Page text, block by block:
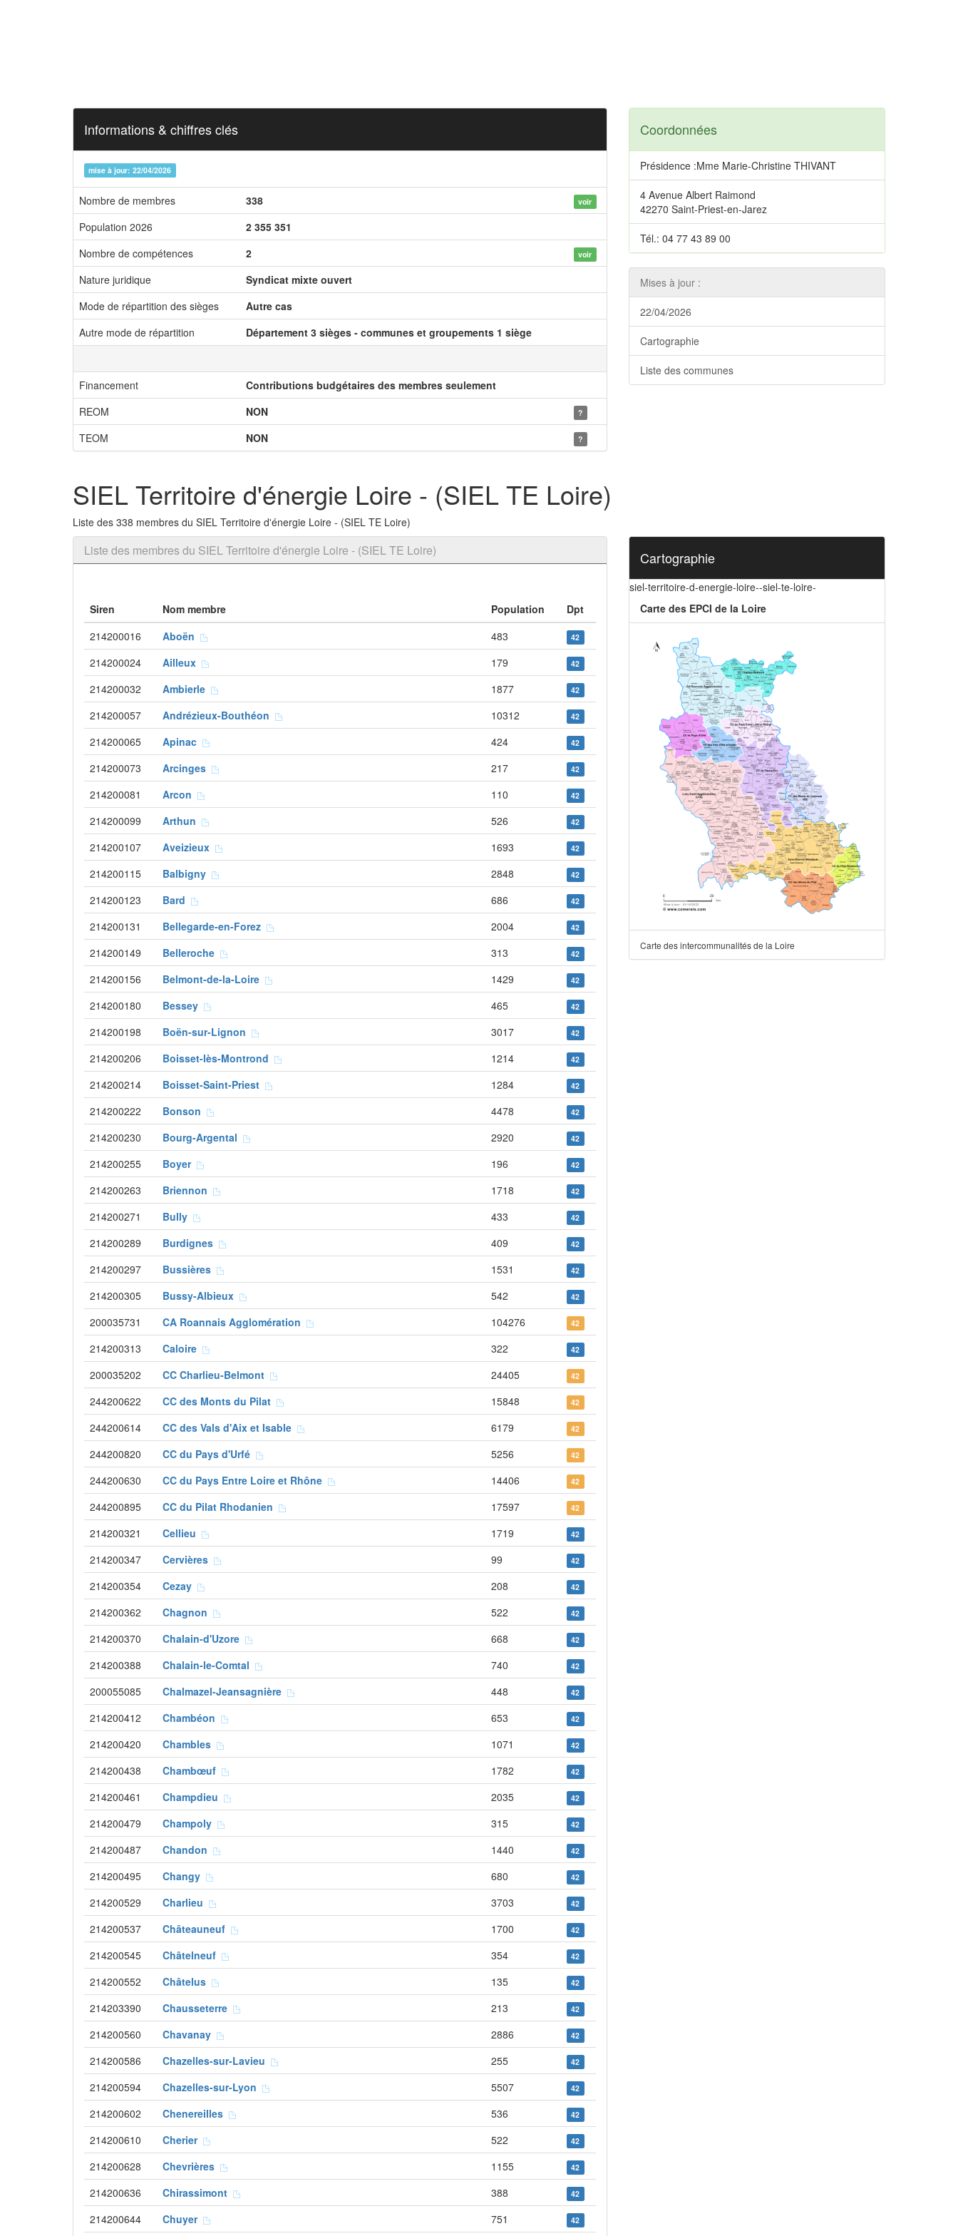
Informations & chiffres clés
mise à jour: 22/04/2026
Nombre de membres 338 voir
Population 2026
2 355 351
Nombre de compétences
2 voir
Nature juridique
Syndicat mixte ouvert
Mode de répartition des sièges
Autre cas
Autre mode de répartition
Département 3 sièges - communes et groupements 1 siège
Financement
Contributions budgétaires des membres seulement
REOM
NON ?
TEOM NON ?
Coordonnées
Présidence :Mme Marie-Christine THIVANT
4 Avenue Albert Raimond
42270 Saint-Priest-en-Jarez
Tél.: 04 77 43 89 00
Mises à jour :
22/04/2026
Cartographie
Liste des communes
SIEL Territoire d'énergie Loire - (SIEL TE Loire)
Liste des 338 membres du SIEL Territoire d'énergie Loire - (SIEL TE Loire)
Liste des membres du SIEL Territoire d'énergie Loire - (SIEL TE Loire)
Siren Nom membre Population
Dpt
214200016
Aboën 483 42
214200024 Ailleux 179 42
214200032 Ambierle 1877 42
214200057 Andrézieux-Bouthéon 10312 42
214200065 Apinac 424 42
214200073 Arcinges 217 42
214200081 Arcon 110 42
214200099 Arthun 526 42
214200107 Aveizieux 1693 42
214200115 Balbigny 2848 42
214200123 Bard 686 42
214200131 Bellegarde-en-Forez 2004 42
214200149 Belleroche 313 42
214200156 Belmont-de-la-Loire 1429 42
214200180 Bessey 465 42
214200198 Boën-sur-Lignon 3017 42
214200206 Boisset-lès-Montrond 1214 42
214200214 Boisset-Saint-Priest 1284 42
214200222 Bonson 4478 42
214200230 Bourg-Argental 2920 42
214200255 Boyer 196 42
214200263 Briennon 1718 42
214200271 Bully 433 42
214200289 Burdignes 409 42
214200297 Bussières 1531 42
214200305 Bussy-Albieux 542 42
200035731 CA Roannais Agglomération 104276 42
214200313 Caloire 322 42
200035202 CC Charlieu-Belmont 24405 42
244200622 CC des Monts du Pilat 15848 42
244200614 CC des Vals d'Aix et Isable 6179 42
244200820 CC du Pays d'Urfé 5256 42
244200630 CC du Pays Entre Loire et Rhône 14406 42
244200895 CC du Pilat Rhodanien 17597 42
214200321 Cellieu 1719 42
214200347 Cervières 99 42
214200354 Cezay 208 42
214200362 Chagnon 522 42
214200370 Chalain-d'Uzore 668 42
214200388 Chalain-le-Comtal 740 42
200055085 Chalmazel-Jeansagnière 448 42
214200412 Chambéon 653 42
214200420 Chambles 1071 42
214200438 Chambœuf 1782 42
214200461 Champdieu 2035 42
214200479 Champoly 315 42
214200487 Chandon 1440 42
214200495 Changy 680 42
214200529 Charlieu 3703 42
214200537 Châteauneuf 1700 42
214200545 Châtelneuf 354 42
214200552 Châtelus 135 42
214203390 Chausseterre 213 42
214200560 Chavanay 2886 42
214200586 Chazelles-sur-Lavieu 255 42
214200594 Chazelles-sur-Lyon 5507 42
214200602 Chenereilles 536 42
214200610 Cherier 522 42
214200628 Chevrières 1155 42
214200636 Chirassimont 388 42
214200644 Chuyer 751 42
Cartographie
siel-territoire-d-energie-loire--siel-te-loire-
Carte des EPCI de la Loire
Carte des intercommunalités de la Loire